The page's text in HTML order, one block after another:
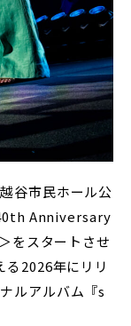
谷市民ホール公
Anniversary
をスタートさせ
2026年にリリ
ルアルバム『s